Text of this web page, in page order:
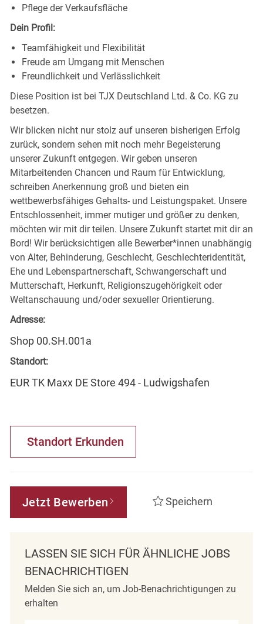
Pflege der Verkaufsfläche
Dein Profil:
Teamfähigkeit und Flexibilität
Freude am Umgang mit Menschen
Freundlichkeit und Verlässlichkeit
Diese Position ist bei TJX Deutschland Ltd. & Co. KG zu
besetzen.
Wir blicken nicht nur stolz auf unseren bisherigen Erfolg
zurück, sondern sehen mit noch mehr Begeisterung
unserer Zukunft entgegen. Wir geben unseren
Mitarbeitenden Chancen und Raum für Entwicklung,
schreiben Anerkennung groß und bieten ein
wettbewerbsfähiges Gehalts- und Leistungspaket. Unsere
Entschlossenheit, immer mutiger und größer zu denken,
möchten wir mit dir teilen. Unsere Zukunft startet mit dir an
Bord! Wir berücksichtigen alle Bewerber*innen unabhängig
von Alter, Behinderung, Geschlecht, Geschlechteridentität,
Ehe und Lebenspartnerschaft, Schwangerschaft und
Mutterschaft, Herkunft, Religionszugehörigkeit oder
Weltanschauung und/oder sexueller Orientierung.
Adresse:
Shop 00.SH.001a
Standort:
EUR TK Maxx DE Store 494 - Ludwigshafen
Standort Erkunden
Jetzt Bewerben Speichern
LASSEN SIE SICH FÜR ÄHNLICHE JOBS
BENACHRICHTIGEN
Melden Sie sich an, um Job-Benachrichtigungen zu
erhalten